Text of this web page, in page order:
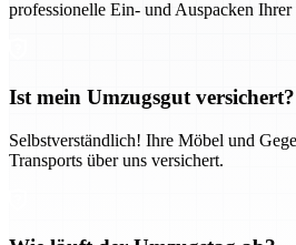
professionelle Ein- und Auspacken Ihrer
Ist mein Umzugsgut versichert?
Selbstverständlich! Ihre Möbel und
Transports über uns versichert.